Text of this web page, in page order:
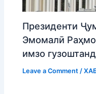
Президенти
Эмомалӣ
имзо гузоштанд
Leave a Comment /